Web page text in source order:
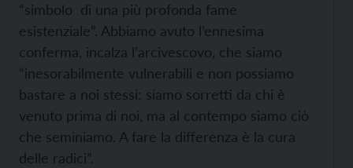
“simbolo di una più profonda fame
esistenziale”. Abbiamo avuto l’ennesima
conferma, incalza l’arcivescovo, che siamo
“inesorabilmente vulnerabili e non possiamo
bastare a noi stessi: siamo sorretti da chi è
venuto prima di noi, ma al contempo siamo ciò
che seminiamo. A fare la differenza è la cura
delle radici”.